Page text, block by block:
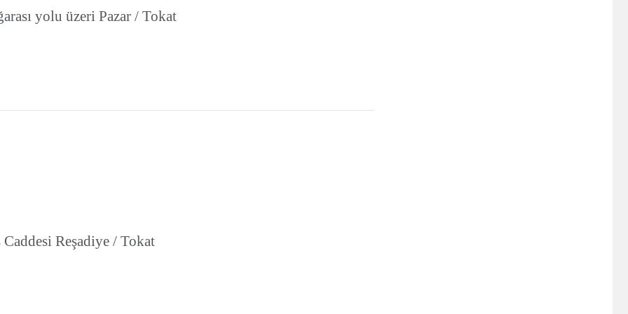
yolu üzeri Pazar / Tokat
Reşadiye / Tokat